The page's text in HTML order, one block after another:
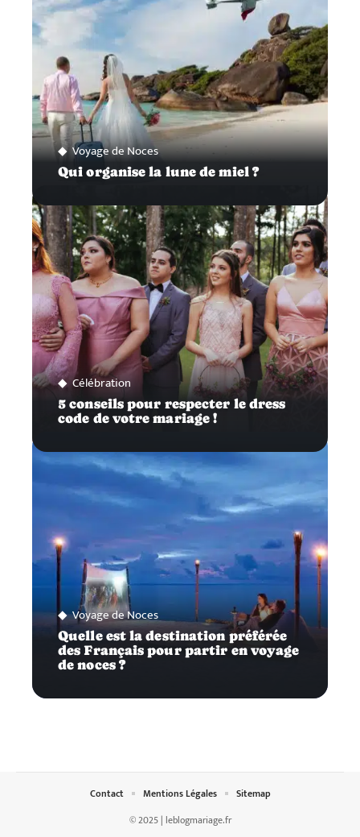
Voyage de Noces
Qui organise la lune de miel ?
Célébration
5 conseils pour respecter le dress
code de votre mariage !
Voyage de Noces
Quelle est la destination préférée
des Français pour partir en voyage
de noces ?
© 2025 | leblogmariage.fr
Contact Mentions Légales Sitemap